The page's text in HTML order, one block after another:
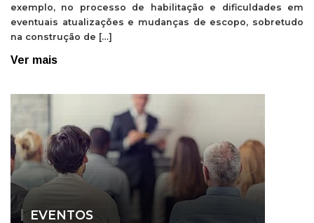
exemplo, no processo de habilitação e dificuldades em
eventuais atualizações e mudanças de escopo, sobretudo
na construção de […]
Ver mais
EVENTOS